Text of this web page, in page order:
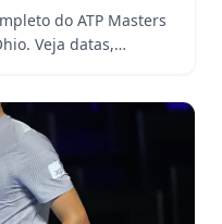
do ATP Masters
Veja datas,